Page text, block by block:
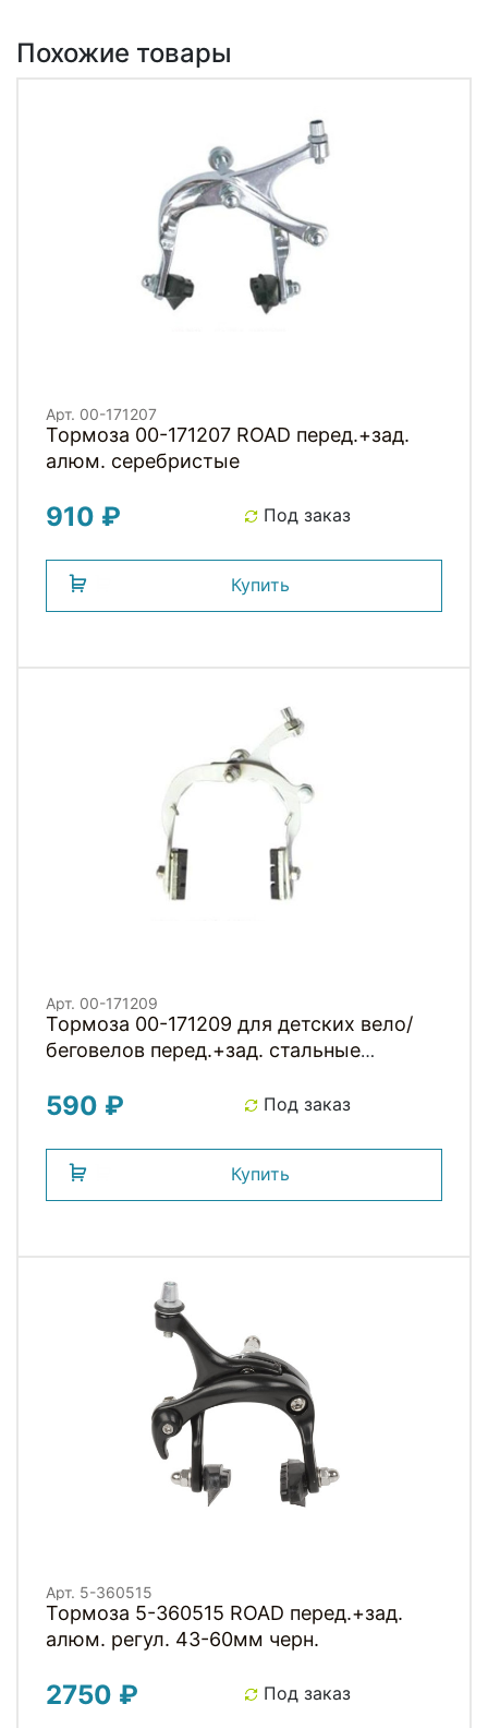
Похожие товары
Арт. 00-171207
Тормоза 00-171207 ROAD перед.+зад.
алюм. серебристые
910 ₽ Под заказ
Купить
Арт. 00-171209
Тормоза 00-171209 для детских вело/
беговелов перед.+зад. стальные
590 ₽ Под заказ
Купить
Арт. 5-360515
Тормоза 5-360515 ROAD перед.+зад.
алюм. регул. 43-60мм черн.
2750 ₽ Под заказ